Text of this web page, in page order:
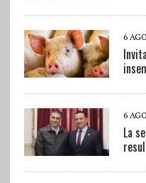
6
6
La